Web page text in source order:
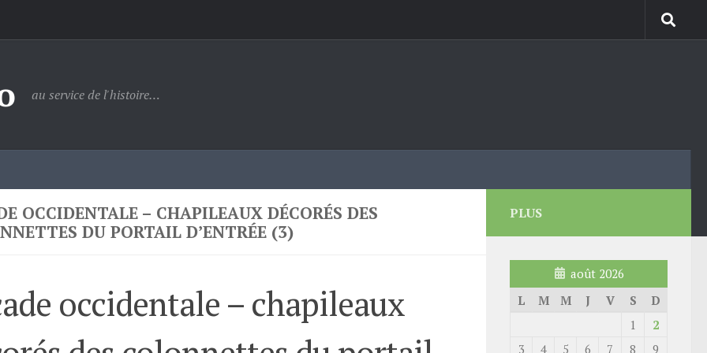
au service de l'histoire…
OCCIDENTALE – CHAPILEAUX DÉCORÉS DES
DU PORTAIL D’ENTRÉE (3)
occidentale – chapileaux
PLUS
août 2026
L
M M J V S
D
1
2
3
4 5 6 7 8
9